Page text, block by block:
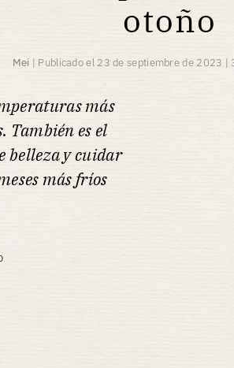
otoño
Mei | Publicado el 23 de septiembre de 2023 |
más
También es el
belleza y cuidar
más fríos